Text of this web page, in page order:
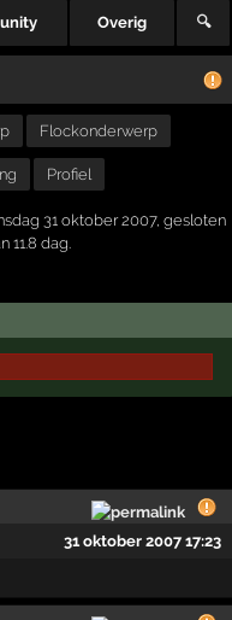
Overig 🔍
Flockonderwerp
Profiel
31 oktober 2007, gesloten
11.8 dag.
31 oktober 2007 17:23